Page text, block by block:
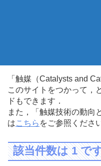
「触媒（Catalysts and
このサイトをつかって，
ドもできます．
また，「触媒技術の動向
はこちら をご参照くださ
該当件数は 1 で